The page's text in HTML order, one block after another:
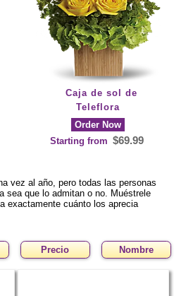
Caja de sol de
Teleflora
Order Now
Starting from $69.99
vez al año, pero todas las personas
sea que lo admitan o no. Muéstrele
exactamente cuánto los aprecia
Precio Nombre